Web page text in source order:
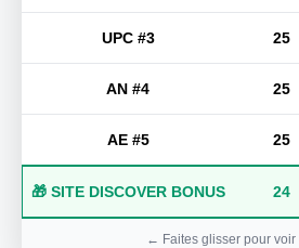
UPC #3 25
AN #4 25
AE #5 25
🎁 SITE DISCOVER BONUS 24